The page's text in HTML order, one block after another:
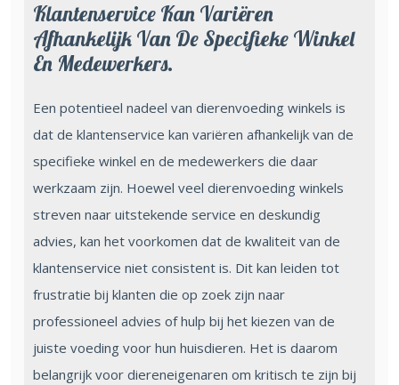
Klantenservice Kan Variëren
Afhankelijk Van De Specifieke Winkel
En Medewerkers.
Een potentieel nadeel van dierenvoeding winkels is
dat de klantenservice kan variëren afhankelijk van de
specifieke winkel en de medewerkers die daar
werkzaam zijn. Hoewel veel dierenvoeding winkels
streven naar uitstekende service en deskundig
advies, kan het voorkomen dat de kwaliteit van de
klantenservice niet consistent is. Dit kan leiden tot
frustratie bij klanten die op zoek zijn naar
professioneel advies of hulp bij het kiezen van de
juiste voeding voor hun huisdieren. Het is daarom
belangrijk voor diereneigenaren om kritisch te zijn bij